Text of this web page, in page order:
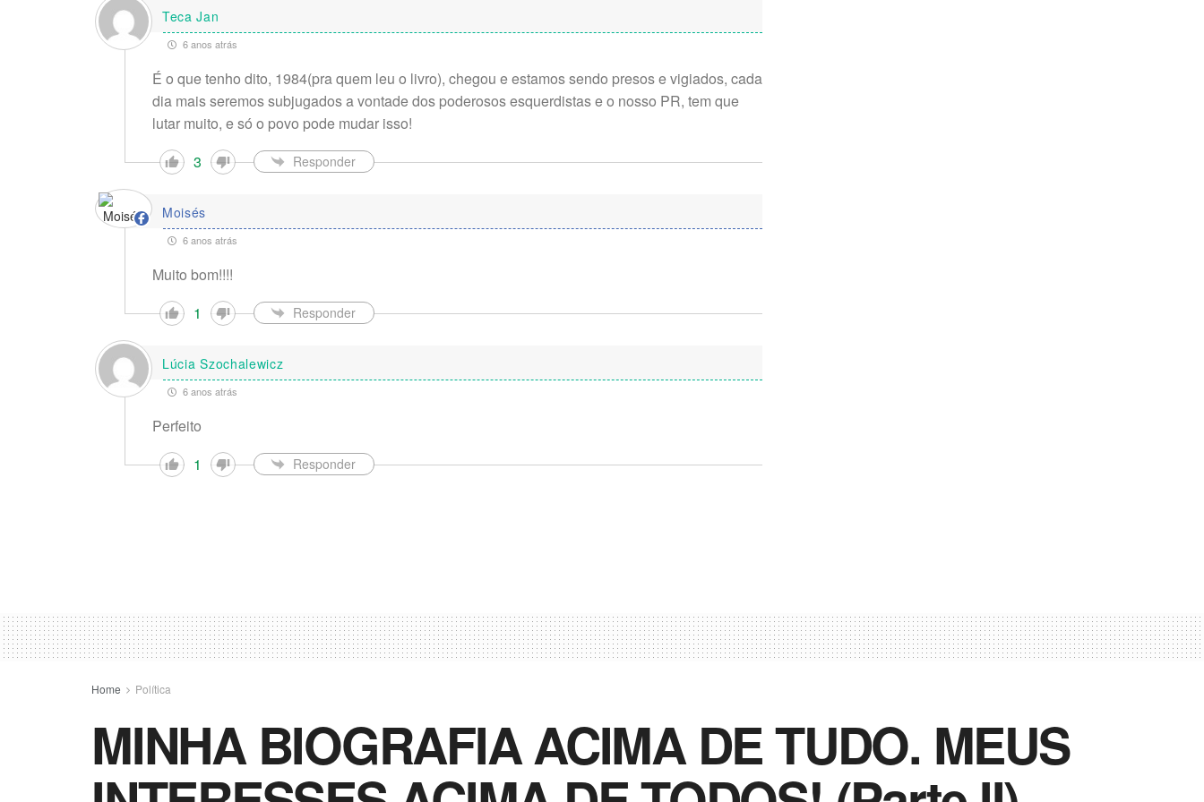
Teca Jan
6 anos atrás
É o que tenho dito, 1984(pra quem leu o livro), chegou e estamos sendo presos e vigiados, cada
dia mais seremos subjugados a vontade dos poderosos esquerdistas e o nosso PR, tem que
lutar muito, e só o povo pode mudar isso!
3
Responder
Moisés
6 anos atrás
Muito bom!!!!
1
Responder
Lúcia Szochalewicz
6 anos atrás
Perfeito
1
Responder
Home Política
MINHA BIOGRAFIA ACIMA DE TUDO. MEUS